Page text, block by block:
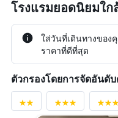
โรงแรมยอดนิยมใ
ใส่วันที่เดินทางของ
ราคาที่ดีที่สุด
ตัวกรองโดยการจัดอันดั